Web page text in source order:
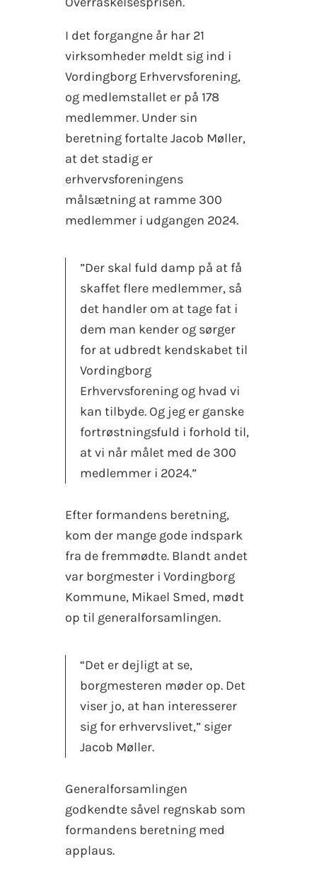
I det forgangne år har 21
virksomheder meldt sig ind i
Vordingborg Erhvervsforening,
og medlemstallet er på 178
medlemmer. Under sin
beretning fortalte Jacob Møller,
at det stadig er
erhvervsforeningens
målsætning at ramme 300
medlemmer i udgangen 2024.
”Der skal fuld damp på at få
skaffet flere medlemmer, så
det handler om at tage fat i
dem man kender og sørger
for at udbredt kendskabet til
Vordingborg
Erhvervsforening og hvad vi
kan tilbyde. Og jeg er ganske
fortrøstningsfuld i forhold til,
at vi når målet med de 300
medlemmer i 2024.”
Efter formandens beretning,
kom der mange gode indspark
fra de fremmødte. Blandt andet
var borgmester i Vordingborg
Kommune, Mikael Smed, mødt
op til generalforsamlingen.
“Det er dejligt at se,
borgmesteren møder op. Det
viser jo, at han interesserer
sig for erhvervslivet,” siger
Jacob Møller.
Generalforsamlingen
godkendte såvel regnskab som
formandens beretning med
applaus.